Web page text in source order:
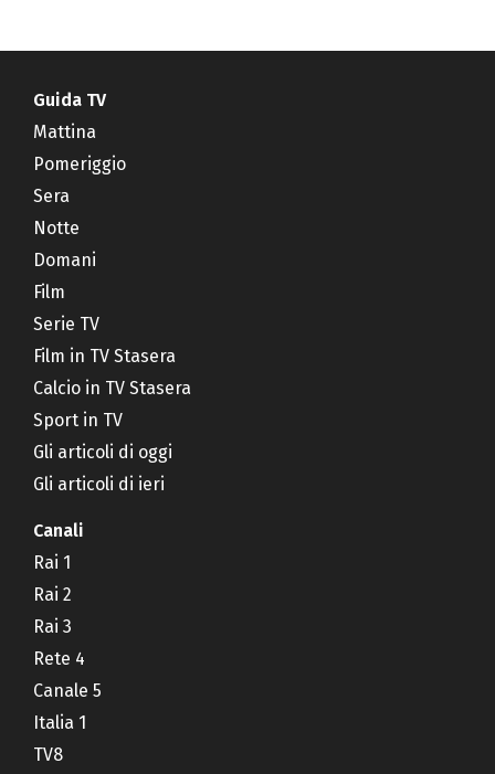
Guida TV
Mattina
Pomeriggio
Sera
Notte
Domani
Film
Serie TV
Film in TV Stasera
Calcio in TV Stasera
Sport in TV
Gli articoli di oggi
Gli articoli di ieri
Canali
Rai 1
Rai 2
Rai 3
Rete 4
Canale 5
Italia 1
TV8